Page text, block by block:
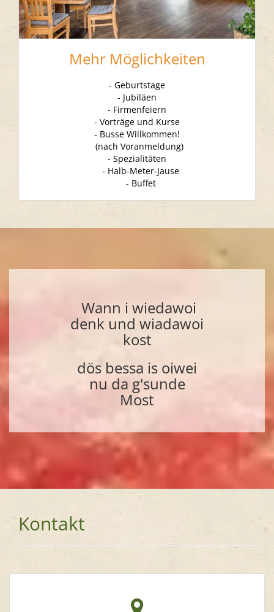
Mehr Möglichkeiten
- Geburtstage
- Jubiläen
- Firmenfeiern
- Vorträge und Kurse
- Busse Willkommen!
(nach Voranmeldung)
- Spezialitäten
- Halb-Meter-Jause
- Buffet
Wann i wiedawoi
denk und wiadawoi
kost
dös bessa is oiwei
nu da g'sunde
Most
Kontakt